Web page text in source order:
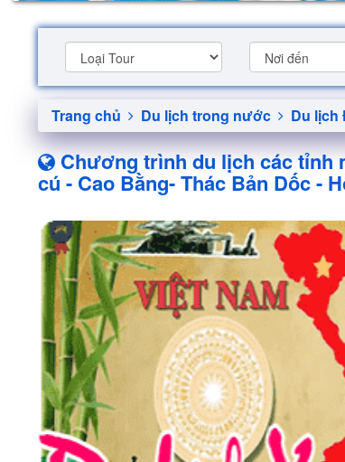
Trang chủ Du lịch trong nước Du lịch
Chương trình du lịch các tỉnh
cú - Cao Bằng- Thác Bản Dốc -